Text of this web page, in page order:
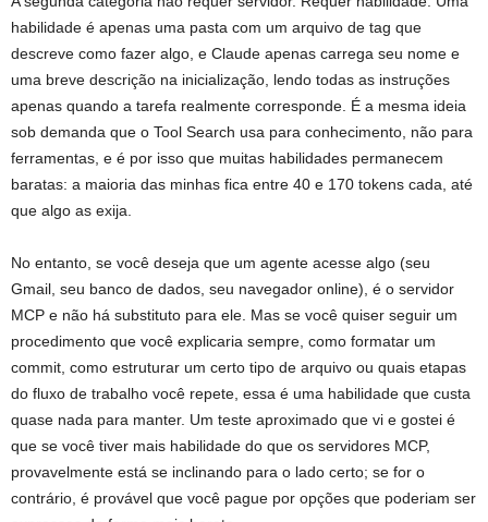
habilidade é apenas uma pasta com um arquivo de tag que
descreve como fazer algo, e Claude apenas carrega seu nome e
uma breve descrição na inicialização, lendo todas as instruções
apenas quando a tarefa realmente corresponde. É a mesma ideia
sob demanda que o Tool Search usa para conhecimento, não para
ferramentas, e é por isso que muitas habilidades permanecem
baratas: a maioria das minhas fica entre 40 e 170 tokens cada, até
que algo as exija.
No entanto, se você deseja que um agente acesse algo (seu
Gmail, seu banco de dados, seu navegador online), é o servidor
MCP e não há substituto para ele. Mas se você quiser seguir um
procedimento que você explicaria sempre, como formatar um
commit, como estruturar um certo tipo de arquivo ou quais etapas
do fluxo de trabalho você repete, essa é uma habilidade que custa
quase nada para manter. Um teste aproximado que vi e gostei é
que se você tiver mais habilidade do que os servidores MCP,
provavelmente está se inclinando para o lado certo; se for o
contrário, é provável que você pague por opções que poderiam ser